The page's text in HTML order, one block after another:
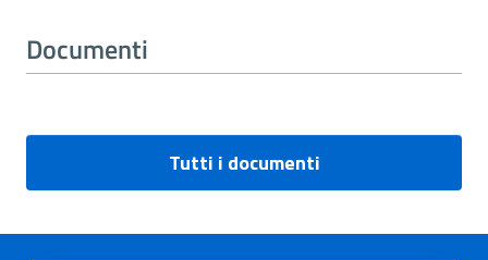
Documenti
Tutti i documenti